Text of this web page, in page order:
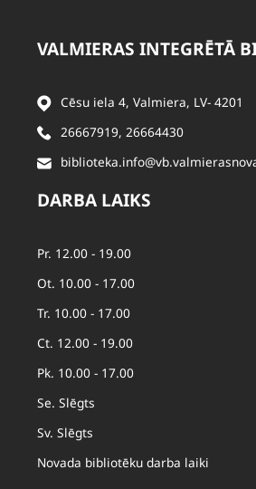
VALMIERAS INTEGRĒTĀ
Cēsu iela 4, Valmiera, LV- 4201
26667919, 26664430
DARBA LAIKS
Pr. 12.00 - 19.00
Ot. 10.00 - 17.00
Tr. 10.00 - 17.00
Ct. 12.00 - 19.00
Pk. 10.00 - 17.00
Se. Slēgts
Sv. Slēgts
Novada bibliotēku darba laiki